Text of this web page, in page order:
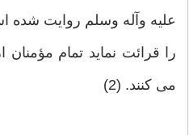
علیه وآله وسلم روایت
را قرائت نماید تمام
می کنند. (2)